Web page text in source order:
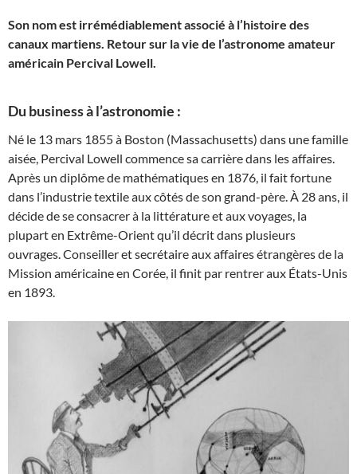
Son nom est irrémédiablement associé à l’histoire des
canaux martiens. Retour sur la vie de l’astronome amateur
américain Percival Lowell.
Du business à l’astronomie :
Né le 13 mars 1855 à Boston (Massachusetts) dans une famille
aisée, Percival Lowell commence sa carrière dans les affaires.
Après un diplôme de mathématiques en 1876, il fait fortune
dans l’industrie textile aux côtés de son grand-père. À 28 ans, il
décide de se consacrer à la littérature et aux voyages, la
plupart en Extrême-Orient qu’il décrit dans plusieurs
ouvrages. Conseiller et secrétaire aux affaires étrangères de la
Mission américaine en Corée, il finit par rentrer aux États-Unis
en 1893.